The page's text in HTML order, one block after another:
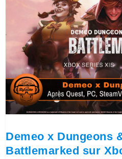
Demeo x Dungeons
Battlemarked sur